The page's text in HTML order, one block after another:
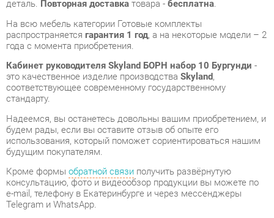
Кабинет руководителя Skyland БОРН набор 10 Бургунди
соответствующее современному государственному
стандарту.
будем рады, если вы оставите отзыв об опыте его
использования, который поможет сориентироваться нашим
будущим покупателям.
консультацию, фото и видеообзор продукции вы можете по
e-mail, телефону в Екатеринбурге и через мессенджеры
Telegram и WhatsApp.
Готовые комплекты также можно сравнить между собой в
нашем шоу-руме и купить Кабинет руководителя Skyland
БОРН набор 10 Бургунди, самостоятельно забрав его с
нашего центрального склада в г. Екатеринбург. Полный
список адресов и магазинов смотрите на странице
контактов